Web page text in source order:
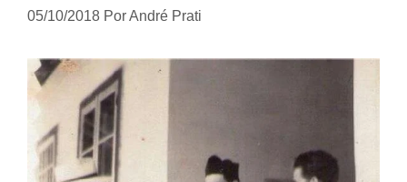
05/10/2018 PorAndré Prati